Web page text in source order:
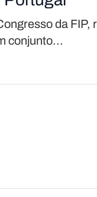
da FIP,
conjunto...